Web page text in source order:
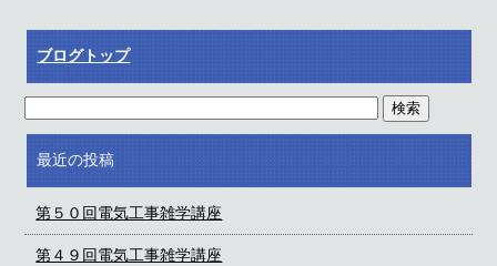
ブログトップ
最近の投稿
第５０回電気工事雑学講座
第４９回電気工事雑学講座